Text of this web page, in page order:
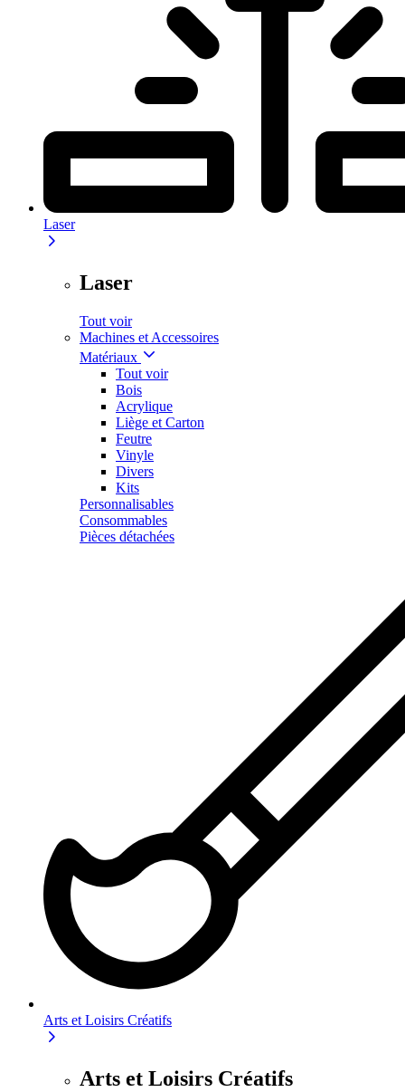
Laser
Laser
Tout voir
Machines et Accessoires
Matériaux
Tout voir
Bois
Acrylique
Liège et Carton
Feutre
Vinyle
Divers
Kits
Personnalisables
Consommables
Pièces détachées
Arts et Loisirs Créatifs
Arts et Loisirs Créatifs